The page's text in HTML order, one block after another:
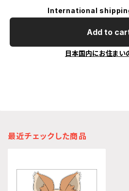
International
Add to
日本国内にお住まい
最近チェックした商品